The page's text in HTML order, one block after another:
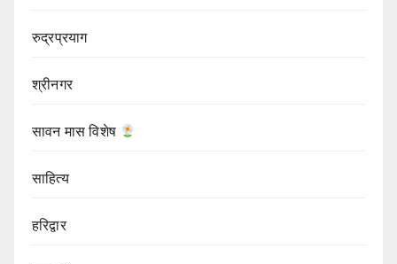
रुद्रप्रयाग
श्रीनगर
सावन मास विशेष
साहित्य
हरिद्वार